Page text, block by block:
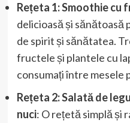
Rețeta 1: Smoothie cu
delicioasă și sănătoasă
de spirit și sănătatea.
fructele și plantele cu
consumați între mesele
Rețeta 2: Salată de
nuci: O rețetă simplă și